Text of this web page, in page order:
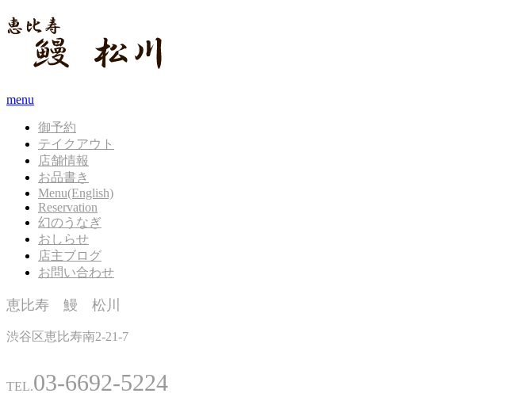
menu
御予約
テイクアウト
店舗情報
お品書き
Menu(English)
Reservation
幻のうなぎ
おしらせ
店主ブログ
お問い合わせ
恵比寿 鰻 松川
渋谷区恵比寿南2-21-7
TEL.03-6692-5224